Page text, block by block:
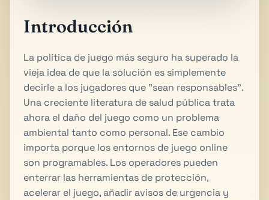
Introducción
La política de juego más seguro ha superado la
vieja idea de que la solución es simplemente
decirle a los jugadores que "sean responsables".
Una creciente literatura de salud pública trata
ahora el daño del juego como un problema
ambiental tanto como personal. Ese cambio
importa porque los entornos de juego online
son programables. Los operadores pueden
enterrar las herramientas de protección,
acelerar el juego, añadir avisos de urgencia y